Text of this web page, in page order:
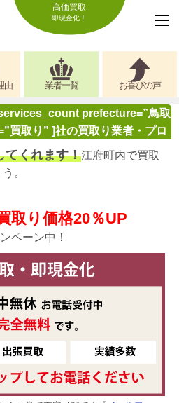
高価買取
即現金化！
由 業者一覧 お喜びの声
prefecture=”鳥取
買取り” ]社の買取り業者・プロ
てくれます！江府町内で買取
。
取り価格20％UP
ペーン中！